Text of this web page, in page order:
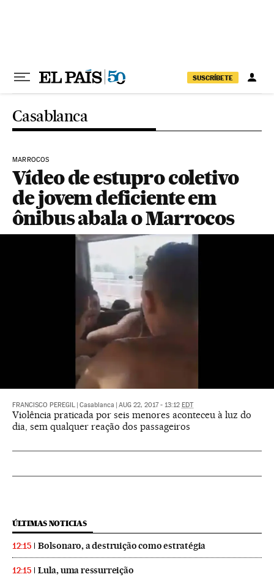
SUSCRÍBETE
Casablanca
MARROCOS
Vídeo de estupro coletivo
de jovem deficiente em
ônibus abala o Marrocos
FRANCISCO PEREGIL Casablanca AUG 22, 2017 - 13:12 EDT
Violência praticada por seis menores aconteceu à luz do
dia, sem qualquer reação dos passageiros
ÚLTIMAS NOTICIAS
12:15 Bolsonaro, a destruição como estratégia
12:15 Lula, uma ressurreição